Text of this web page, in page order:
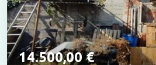
14.500,00 €